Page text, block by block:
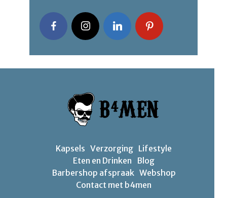
Kapsels Verzorging Lifestyle
Eten en Drinken
Blog
Barbershop afspraak Webshop
Contact met b4men